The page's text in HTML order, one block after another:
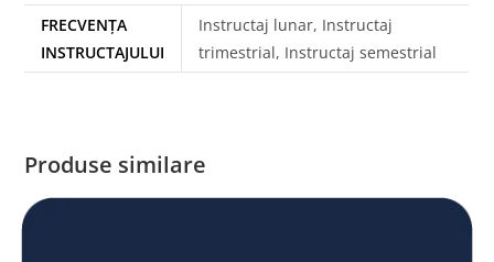
FRECVENȚA
INSTRUCTAJULUI
Instructaj lunar, Instructaj
trimestrial, Instructaj semestrial
Produse similare